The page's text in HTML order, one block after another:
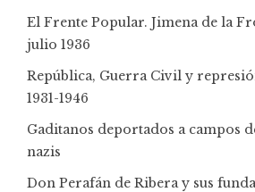
El Frente Popular. Jimena de la
julio 1936
República, Guerra Civil y
1931-1946
Gaditanos deportados a campos
nazis
Don Perafán de Ribera y sus